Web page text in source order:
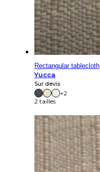
Rectangular tablecloth
Yucca
Sur devis
+2
2 tailles